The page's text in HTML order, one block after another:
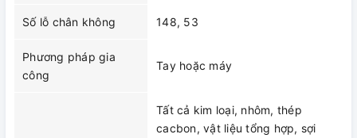
Số lỗ chân không 148, 53
Phương pháp gia
công
Tay hoặc máy
Tất cả kim loại, nhôm, thép
cacbon, vật liệu tổng hợp, sợi